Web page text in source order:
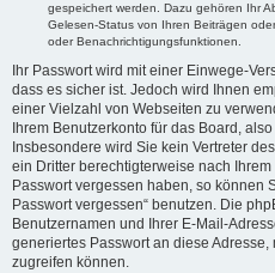
gespeichert werden. Dazu gehören Ihr
Gelesen-Status von Ihren Beiträgen
oder Benachrichtigungsfunktionen.
Ihr Passwort wird mit einer Einwege-
dass es sicher ist. Jedoch wird Ihnen
einer Vielzahl von Webseiten zu
Ihrem Benutzerkonto für das Board,
Insbesondere wird Sie kein Vertreter
ein Dritter berechtigterweise nach
Passwort vergessen haben, so können
Passwort vergessen“ benutzen. Die
Benutzernamen und Ihrer E-Mail-
generiertes Passwort an diese
zugreifen können.